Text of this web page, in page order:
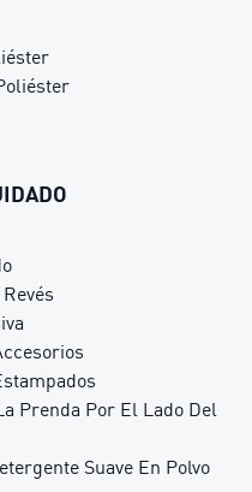
Prenda Por El Lado Del
Suave En Polvo